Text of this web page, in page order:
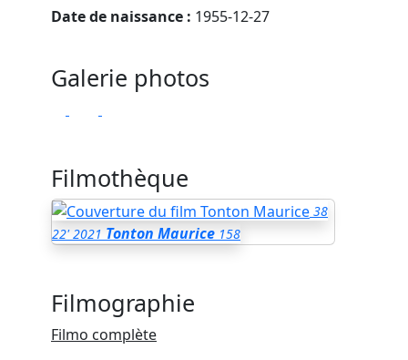
Date de naissance : 1955-12-27
Galerie photos
Filmothèque
38
22' 2021 Tonton Maurice 158
Filmographie
Filmo complète